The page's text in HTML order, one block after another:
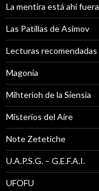
La mentira está ahi fuera
Las Patillas de Asimov
Lecturas recomendadas
Magonia
Mihterioh de la Siensia
Misterios del Aire
Note Zetetiche
U.A.P.S.G. – G.E.F.A.I.
UFOFU